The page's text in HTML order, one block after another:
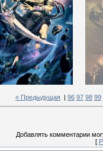
« Предыдущая 96 97 98 99
Добавлять комментарии
[